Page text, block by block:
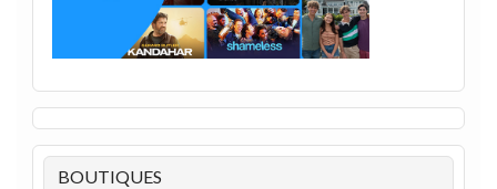
BOUTIQUES